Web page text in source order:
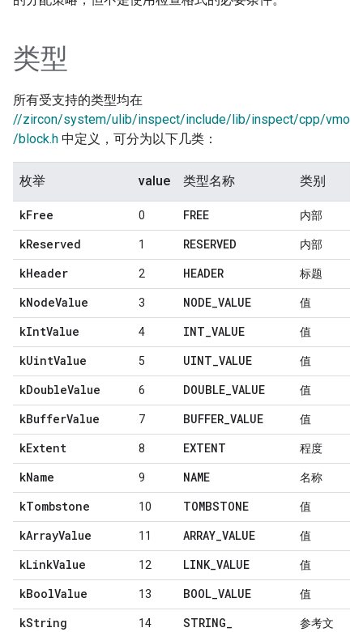
类型
所有受支持的类型均在
//zircon/system/ulib/inspect/include/lib/inspect/cpp/vmo
/block.h 中定义，可分为以下几类：
枚举 value 类型名称 类别
kFree 0 FREE 内部
kReserved 1 RESERVED 内部
kHeader 2 HEADER 标题
kNodeValue 3 NODE_VALUE 值
kIntValue 4 INT_VALUE 值
kUintValue 5 UINT_VALUE 值
kDoubleValue 6 DOUBLE_VALUE 值
kBufferValue 7 BUFFER_VALUE 值
kExtent 8 EXTENT 程度
kName 9 NAME 名称
kTombstone 10 TOMBSTONE 值
kArrayValue 11 ARRAY_VALUE 值
kLinkValue 12 LINK_VALUE 值
kBoolValue 13 BOOL_VALUE 值
kString
14 STRING_
参考文